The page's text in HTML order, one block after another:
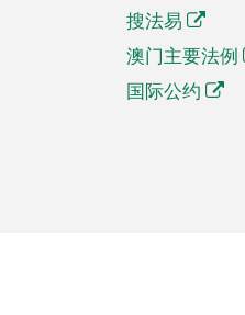
搜法易
澳门主要法例
国际公约